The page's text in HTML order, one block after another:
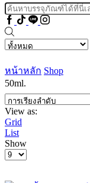
Search
input
Facebook
TiktokLineInstragram
หน้าหลัก Shop
50ml.
View as:
Grid
List
Show
Products